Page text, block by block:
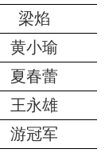
梁焰
黄小瑜
夏春蕾
王永雄
游冠军